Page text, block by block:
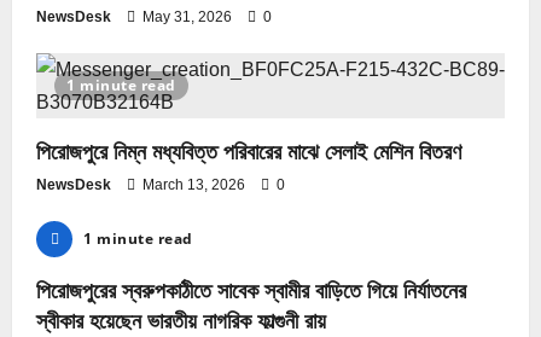
NewsDesk May 31, 2026 0
1 minute read
পিরোজপুরে নিম্ন মধ্যবিত্ত পরিবারের মাঝে সেলাই মেশিন বিতরণ
NewsDesk March 13, 2026 0
1 minute read
পিরোজপুরের স্বরুপকাঠীতে সাবেক স্বামীর বাড়িতে গিয়ে নির্যাতনের
স্বীকার হয়েছেন ভারতীয় নাগরিক ফাল্গুনী রায়